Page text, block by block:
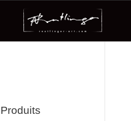
Produits